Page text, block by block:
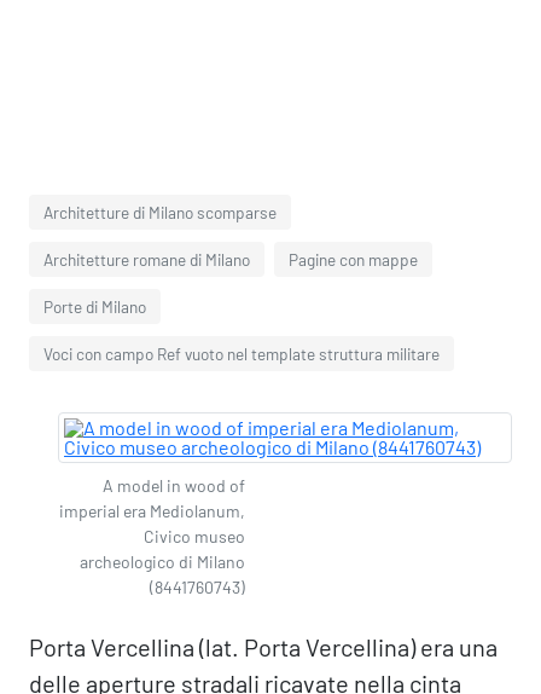
Architetture di Milano scomparse
Architetture romane di Milano Pagine con mappe
Porte di Milano
Voci con campo Ref vuoto nel template struttura militare
A model in wood of
imperial era Mediolanum,
Civico museo
archeologico di Milano
(8441760743)
Porta Vercellina (lat. Porta Vercellina) era una
delle aperture stradali ricavate nella cinta